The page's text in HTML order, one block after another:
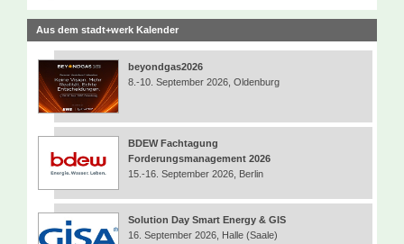
Aus dem stadt+werk Kalender
beyondgas2026
8.-10. September 2026, Oldenburg
BDEW Fachtagung
Forderungsmanagement 2026
15.-16. September 2026, Berlin
Solution Day Smart Energy & GIS
16. September 2026, Halle (Saale)